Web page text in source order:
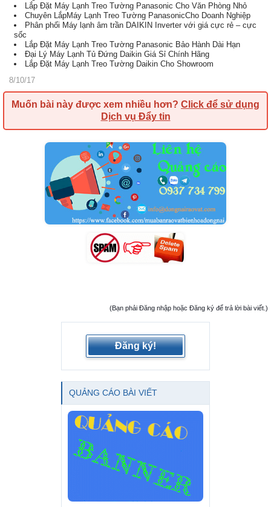
Lắp Đặt Máy Lạnh Treo Tường Panasonic Cho Văn Phòng Nhỏ
Chuyên LắpMáy Lạnh Treo Tường PanasonicCho Doanh Nghiệp
Phân phối Máy lạnh âm trần DAIKIN Inverter với giá cực rẻ – cực
sốc
Lắp Đặt Máy Lạnh Treo Tường Panasonic Bảo Hành Dài Hạn
Đại Lý Máy Lạnh Tủ Đứng Daikin Giá Sỉ Chính Hãng
Lắp Đặt Máy Lạnh Treo Tường Daikin Cho Showroom
8/10/17
Muốn bài này được xem nhiều hơn? Click để sử dụng
Dịch vụ Đẩy tin
(Bạn phải Đăng nhập hoặc Đăng ký để trả lời bài viết.)
Đăng ký!
QUẢNG CÁO BÀI VIẾT